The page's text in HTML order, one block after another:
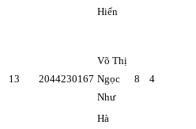
Hiển
13 2044230167
Võ Thị
Ngọc
Như
8 4
Hà